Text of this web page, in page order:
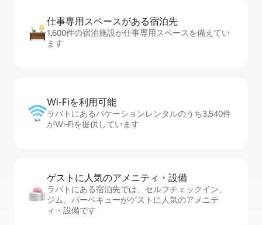
仕事専用ス⁠ペ⁠ー⁠スがあ⁠る宿⁠泊⁠先
1,600件の宿泊施設が仕事専用スペースを備えてい
ます
Wi-Fiを利⁠用⁠可⁠能
ラバトにあるバケーションレンタルのうち3,540件
がWi-Fiを提供しています
ゲストに人⁠気⁠のア⁠メ⁠ニ⁠テ⁠ィ・設⁠備
ラバトにある宿泊先では、セ⁠ル⁠フチ⁠ェ⁠ッ⁠ク⁠イ⁠ン、
ジム、バーベキューがゲストに人気のアメニテ
ィ・設備です